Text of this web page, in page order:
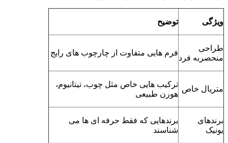
ویژگی توضیح
طراحی
منحصربه فرد
فرم هایی متفاوت از چارچوب های رایج
متریال خاص
ترکیب هایی خاص مثل چوب، تیتانیوم،
هورن طبیعی
برندهای
یونیک
برندهایی که فقط حرفه ای ها می
شناسند